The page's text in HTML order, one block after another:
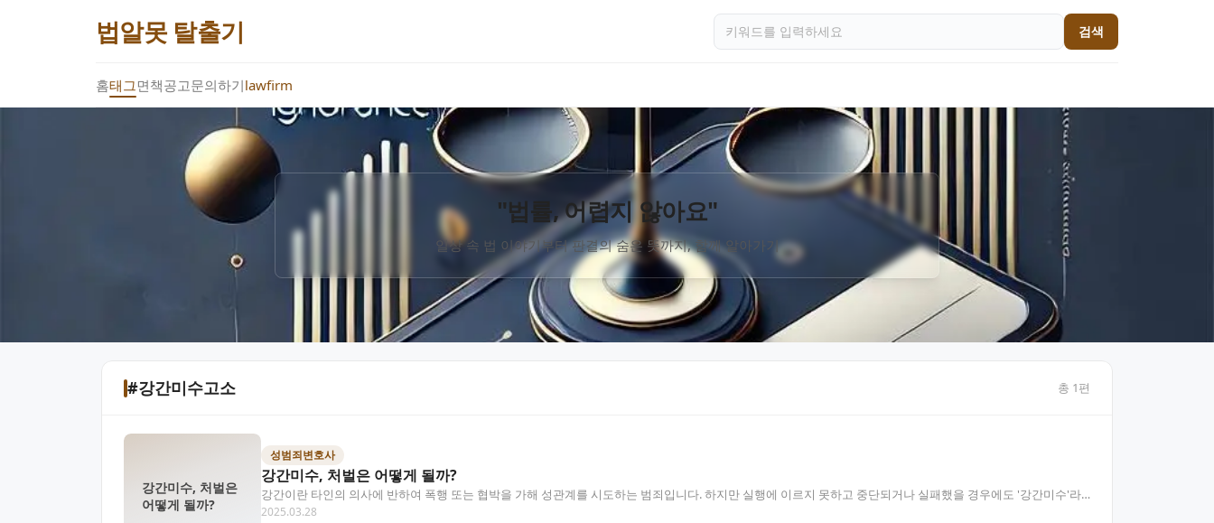
법알못 탈출기 검색
홈태그면책공고문의하기lawfirm
"법률, 어렵지 않아요"
일상 속 법 이야기부터 판결의 숨은 뜻까지, 함께 알아가기
#강간미수고소 총 1편
강간미수, 처벌은
어떻게 될까?
성범죄변호사
강간미수, 처벌은 어떻게 될까?
강간이란 타인의 의사에 반하여 폭행 또는 협박을 가해 성관계를 시도하는 범죄입니다. 하지만 실행에 이르지 못하고 중단되거나 실패했을 경우에도 '강간미수'라
는 범죄로 처벌될 수 있습…
2025.03.28